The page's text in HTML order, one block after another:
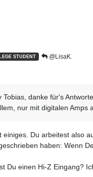
STUDENT @LisaK.
Tobias, danke für's
nur mit digitalen Amps
einiges. Du arbeitest also
haben: Wenn
Du einen Hi-Z Eingang?